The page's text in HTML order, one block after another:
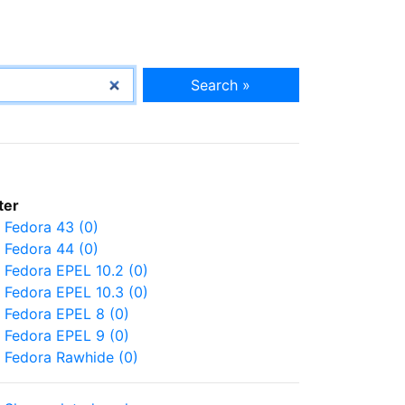
Search »
Fedora 43 (0)
Fedora 44 (0)
Fedora EPEL 10.2 (0)
Fedora EPEL 10.3 (0)
Fedora EPEL 8 (0)
Fedora EPEL 9 (0)
Fedora Rawhide (0)